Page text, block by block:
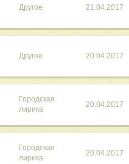
Другое 21.04.2017
Другое 20.04.2017
Городская
лирика
20.04.2017
Городская
лирика
20.04.2017